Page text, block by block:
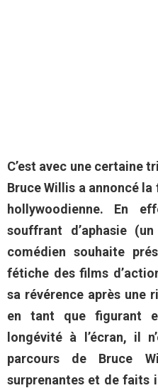
C’est avec une certaine
Bruce Willis a annoncé
hollywoodienne. En
souffrant d’aphasie
comédien souhaite
fétiche des films
sa révérence après une
en tant que figurant
longévité à l’écran, il
parcours de Bruce
surprenantes et de faits